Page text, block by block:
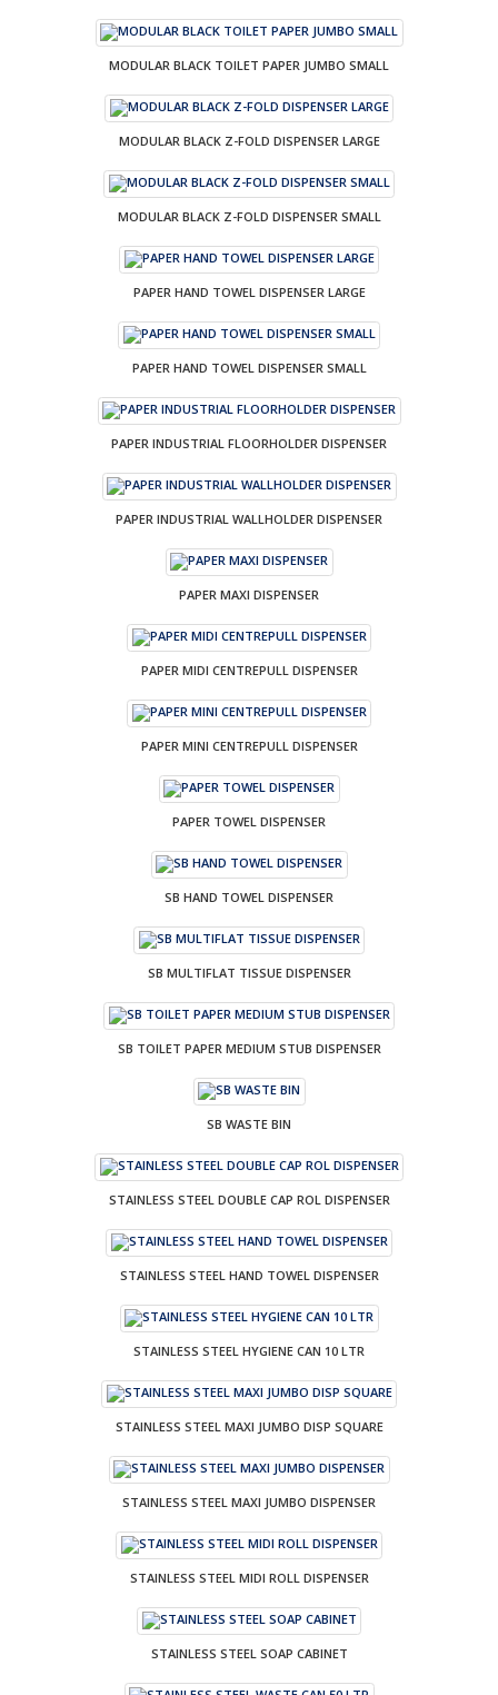
MODULAR BLACK TOILET PAPER JUMBO SMALL
MODULAR BLACK Z-FOLD DISPENSER LARGE
MODULAR BLACK Z-FOLD DISPENSER SMALL
PAPER HAND TOWEL DISPENSER LARGE
PAPER HAND TOWEL DISPENSER SMALL
PAPER INDUSTRIAL FLOORHOLDER DISPENSER
PAPER INDUSTRIAL WALLHOLDER DISPENSER
PAPER MAXI DISPENSER
PAPER MIDI CENTREPULL DISPENSER
PAPER MINI CENTREPULL DISPENSER
PAPER TOWEL DISPENSER
SB HAND TOWEL DISPENSER
SB MULTIFLAT TISSUE DISPENSER
SB TOILET PAPER MEDIUM STUB DISPENSER
SB WASTE BIN
STAINLESS STEEL DOUBLE CAP ROL DISPENSER
STAINLESS STEEL HAND TOWEL DISPENSER
STAINLESS STEEL HYGIENE CAN 10 LTR
STAINLESS STEEL MAXI JUMBO DISP SQUARE
STAINLESS STEEL MAXI JUMBO DISPENSER
STAINLESS STEEL MIDI ROLL DISPENSER
STAINLESS STEEL SOAP CABINET